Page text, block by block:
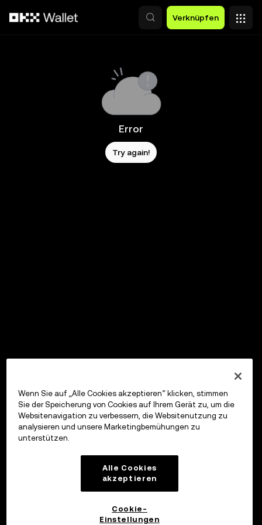
Verknüpfen
Error
Try again!
Wenn Sie auf „Alle Cookies akzeptieren“ klicken, stimmen
Sie der Speicherung von Cookies auf Ihrem Gerät zu, um die
Websitenavigation zu verbessern, die Websitenutzung zu
analysieren und unsere Marketingbemühungen zu
unterstützen.
Alle Cookies
akzeptieren
Cookie-
Einstellungen